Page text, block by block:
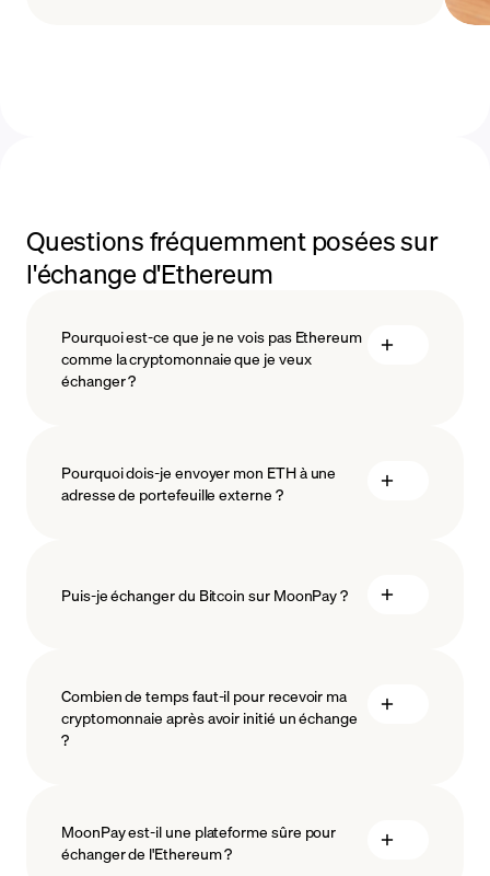
Questions fréquemment posées sur
l'échange d'Ethereum
Pourquoi est-ce que je ne vois pas Ethereum
comme la cryptomonnaie que je veux
échanger ?
Pourquoi dois-je envoyer mon ETH à une
adresse de portefeuille externe ?
Puis-je échanger du Bitcoin sur MoonPay ?
Combien de temps faut-il pour recevoir ma
cryptomonnaie après avoir initié un échange
?
MoonPay est-il une plateforme sûre pour
échanger de l'Ethereum ?